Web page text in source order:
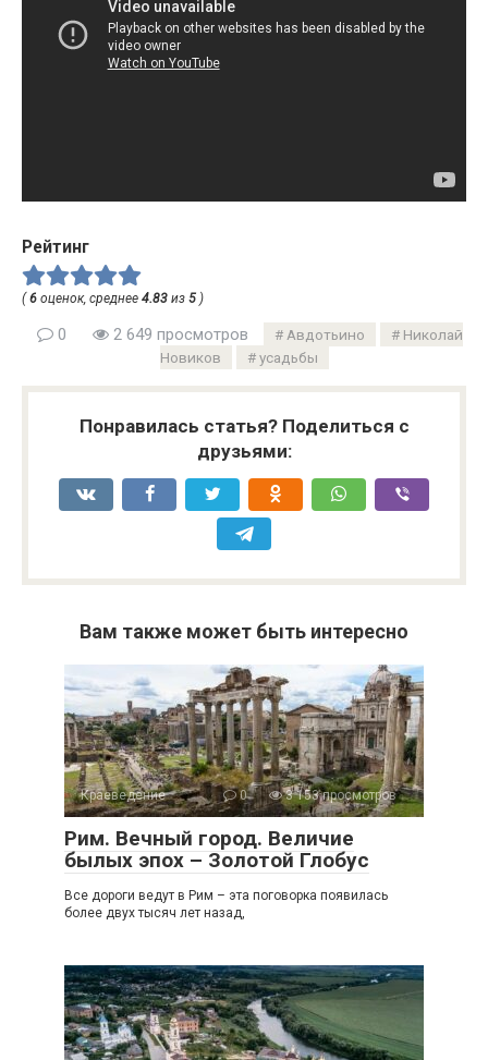
Рейтинг
(6 оценок, среднее 4.83 из 5 )
0 2 649 просмотров Авдотьино
Николай
Новиков
усадьбы
Понравилась статья? Поделиться с
друзьями:
Вам также может быть интересно
Краеведение 0 3 153 просмотров
Рим. Вечный город. Величие
былых эпох – Золотой Глобус
Все дороги ведут в Рим – эта поговорка появилась
более двух тысяч лет назад,